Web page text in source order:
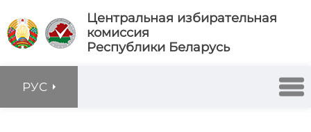
Центральная избирательная
комиссия
Республики Беларусь
РУС